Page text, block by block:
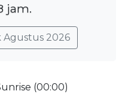
jam.
2026
(00:00)